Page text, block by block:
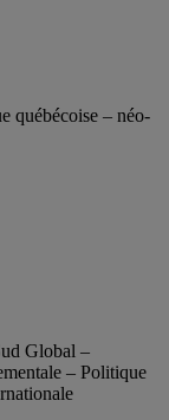
québécoise – néo-
Global –
– Politique